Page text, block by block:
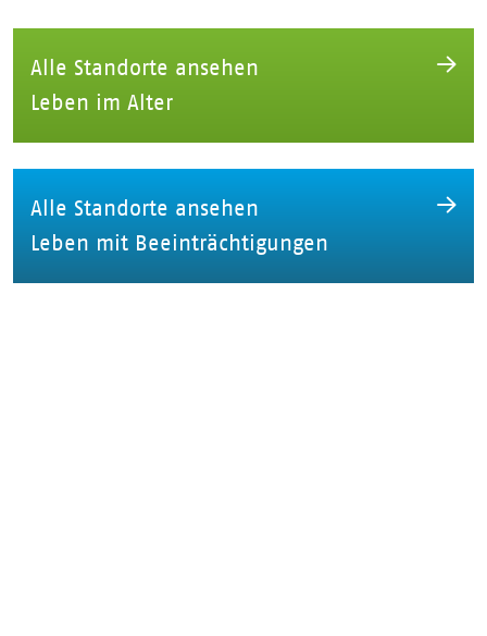
Alle Standorte ansehen
Leben im Alter
Alle Standorte ansehen
Leben mit Beeinträchtigungen